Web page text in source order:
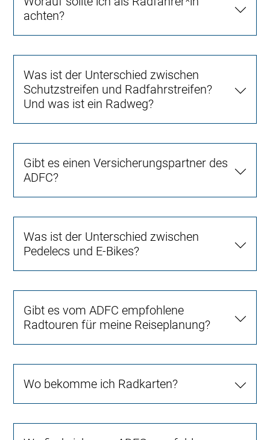
achten?
Was ist der Unterschied zwischen
Schutzstreifen und Radfahrstreifen?
Und was ist ein Radweg?
Gibt es einen Versicherungspartner des
ADFC?
Was ist der Unterschied zwischen
Pedelecs und E-Bikes?
Gibt es vom ADFC empfohlene
Radtouren für meine Reiseplanung?
Wo bekomme ich Radkarten?